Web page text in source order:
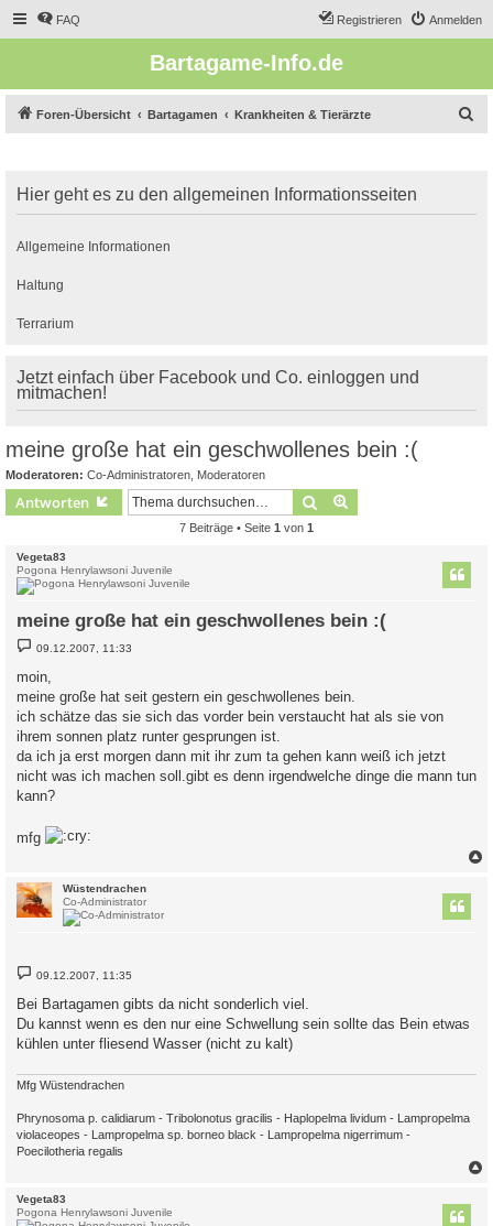
FAQ Anmelden
Registrieren
Bartagame-Info.de
Foren-Übersicht Bartagamen Krankheiten & Tierärzte
e
Hier geht es zu den allgemeinen Informationsseiten
Allgemeine Informationen
Haltung
Terrarium
Jetzt einfach über Facebook und Co. einloggen und
mitmachen!
meine große hat ein geschwollenes bein :(
Moderatoren: Co-Administratoren Moderatoren
Antworten Suche
7 Beiträge • Seite 1 von 1
Vegeta83
Pogona Henrylawsoni Juvenile
meine große hat ein geschwollenes bein :(
B
e
t
r
g
09.12.2007, 11:33
moin,
meine große hat seit gestern ein geschwollenes bein.
ich schätze das sie sich das vorder bein verstaucht hat als sie von
ihrem sonnen platz runter gesprungen ist.
da ich ja erst morgen dann mit ihr zum ta gehen kann weiß ich jetzt
nicht was ich machen soll.gibt es denn irgendwelche dinge die mann tun
kann?
mfg
Wüstendrachen
Co-Administrator
B
e
i
t
r
a
g
09.12.2007, 11:35
Bei Bartagamen gibts da nicht sonderlich viel.
Du kannst wenn es den nur eine Schwellung sein sollte das Bein etwas
kühlen unter fliesend Wasser (nicht zu kalt)
Mfg Wüstendrachen
Phrynosoma p. calidiarum - Tribolonotus gracilis - Haplopelma lividum - Lampropelma
violaceopes - Lampropelma sp. borneo black - Lampropelma nigerrimum -
Poecilotheria regalis
Vegeta83
Pogona Henrylawsoni Juvenile